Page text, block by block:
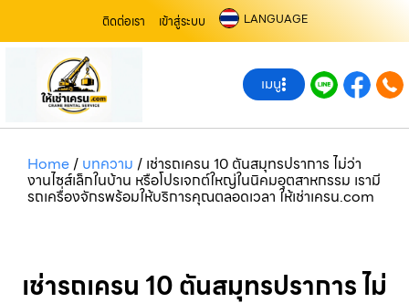
ติดต่อเรา เข้าสู่ระบบ LANGUAGE
เมนู
Home/ บทความ / เช่ารถเครน 10 ตันสมุทรปราการ ไม่ว่า
งานไซส์เล็กในบ้าน หรือโปรเจกต์ใหญ่ในนิคมอุตสาหกรรม เรามี
รถเครื่องจักรพร้อมให้บริการคุณตลอดเวลา ให้เช่าเครน.com
เช่ารถเครน 10 ตันสมุทรปราการ ไม่